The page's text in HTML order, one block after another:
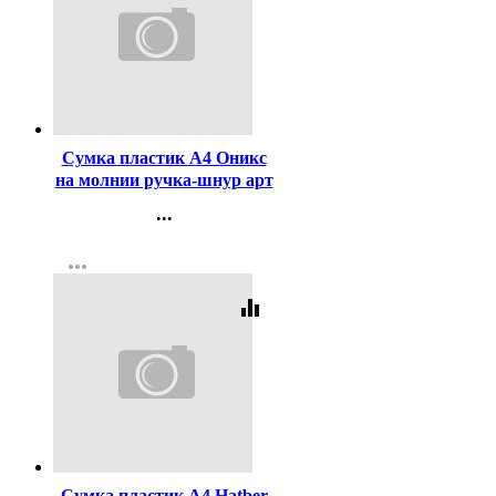
Сумка пластик А4 Оникс
на молнии ручка-шнур арт
широкая боковинка
...
Регистрация
more_horiz
equalizer